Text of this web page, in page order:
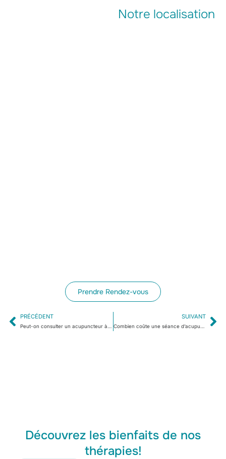
Notre localisation
Prendre Rendez-vous
PRÉCÉDENT
Peut-on consulter un acupuncteur à Bourgoin-Jallieu sans ordonnance médicale ?
SUIVANT
Combien coûte une séance d’acupuncture à Bourgoin-Jallieu et est-elle remboursée ?
Découvrez les bienfaits de nos
thérapies!